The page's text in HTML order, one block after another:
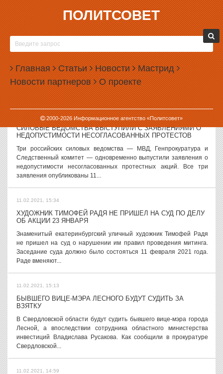
ПОЛИТСОВЕТ
Главная Статьи Новости Мастрид
Новости партнеров О проекте
2000-2026Информационное агентство «Политсовет»
11.02.2021, 16:59
БЫВШИЙ СХИИГУМЕН СЕРГИЙ ОТДАСТ СВОЙ ГРОБ
МИТРОПОЛИТУ КИРИЛЛУ
Бывший схиигумен Сергий (Николай Романов) попросил отдать
свой гроб митрополиту Казанскому Кириллу (Наконечному). О
просьбе опального священнослужителя сообщила его адвокат
Светлана Герасимова. «На...
11.02.2021, 16:09
СИЛОВЫЕ ВЕДОМСТВА ВЫСТУПИЛИ С ЗАЯВЛЕНИЯМИ О
НЕДОПУСТИМОСТИ НЕСОГЛАСОВАННЫХ ПРОТЕСТОВ
Три российских силовых ведомства — МВД, Генпрокуратура и
Следственный комитет — одновременно выпустили заявления о
недопустимости несогласованных протестных акций. Все три
заявления опубликованы 11...
11.02.2021, 15:34
ХУДОЖНИК ТИМОФЕЙ РАДЯ НЕ ПРИШЕЛ НА СУД ПО ДЕЛУ
ОБ АКЦИИ 23 ЯНВАРЯ
Знаменитый екатеринбургский уличный художник Тимофей Радя
не пришел на суд о нарушении им правил проведения митинга.
Заседание суда должно было состояться 11 февраля 2021 года.
Раде вменяют...
11.02.2021, 15:13
БЫВШЕГО ВИЦЕ-МЭРА ЛЕСНОГО БУДУТ СУДИТЬ ЗА
ВЗЯТКУ
В Свердловской области будут судить бывшего вице-мэра города
Лесной, а впоследствии сотрудника областного министерства
инвестиций Владислава Русакова. Как сообщили в прокуратуре
Свердловской...
11.02.2021, 14:59